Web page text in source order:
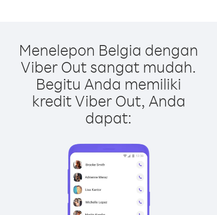
Menelepon Belgia dengan
Viber Out sangat mudah.
Begitu Anda memiliki
kredit Viber Out, Anda
dapat: